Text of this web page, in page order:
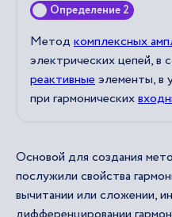
Определение 2
Метод комплексных
электрических цепей, в
реактивныеэлементы, в
при гармонических
Основой для создания
послужили свойства
вычитании или сложении,